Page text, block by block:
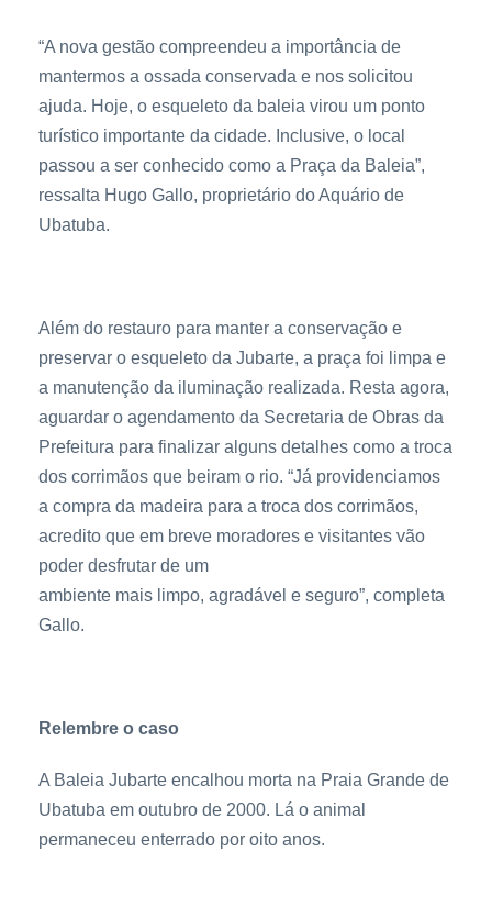
“A nova gestão compreendeu a importância de
mantermos a ossada conservada e nos solicitou
ajuda. Hoje, o esqueleto da baleia virou um ponto
turístico importante da cidade. Inclusive, o local
passou a ser conhecido como a Praça da Baleia”,
ressalta Hugo Gallo, proprietário do Aquário de
Ubatuba.
Além do restauro para manter a conservação e
preservar o esqueleto da Jubarte, a praça foi limpa e
a manutenção da iluminação realizada. Resta agora,
aguardar o agendamento da Secretaria de Obras da
Prefeitura para finalizar alguns detalhes como a troca
dos corrimãos que beiram o rio. “Já providenciamos
a compra da madeira para a troca dos corrimãos,
acredito que em breve moradores e visitantes vão
poder desfrutar de um
ambiente mais limpo, agradável e seguro”, completa
Gallo.
Relembre o caso
A Baleia Jubarte encalhou morta na Praia Grande de
Ubatuba em outubro de 2000. Lá o animal
permaneceu enterrado por oito anos.